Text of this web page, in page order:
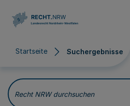
Startseite Suchergebnisse
Suchergebnisse
Recht NRW durchsuchen